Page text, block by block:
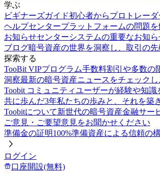
学ぶ
ビギナーズガイド初心者からプロトレー
ヘルプセンタープラットフォームの問題
お知らせセンターシステムの重要なお知
ブログ暗号資産の世界を洞察し、取引の
探索する
TooBit VIPプログラム手数料割引や多数の
洞察最新の暗号資産ニュースをチェックし
Toobit コミュニティユーザーが経験や知
共に歩んだ3年私たちの歩みと、それを築
Toobitについて新世代の暗号資産金融サー
ご意見・ご要望意見をお聞かせください
準備金の証明100%準備資産による信頼の
ログイン
口座開設(無料)